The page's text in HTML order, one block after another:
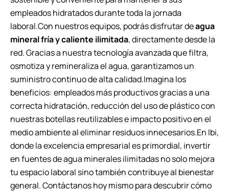
empleados hidratados durante toda la jornada
laboral.Con nuestros equipos, podrás disfrutar deagua
mineral fría y caliente ilimitada, directamente desde la
red. Gracias a nuestra tecnología avanzada que filtra,
osmotiza y remineraliza el agua, garantizamos un
suministro continuo de alta calidad.Imagina los
beneficios: empleados más productivos gracias a una
correcta hidratación, reducción del uso de plástico con
nuestras botellas reutilizables e impacto positivo en el
medio ambiente al eliminar residuos innecesarios.En Ibi,
donde la excelencia empresarial es primordial, invertir
en fuentes de agua minerales ilimitadas no solo mejora
tu espacio laboral sino también contribuye al bienestar
general. Contáctanos hoy mismo para descubrir cómo